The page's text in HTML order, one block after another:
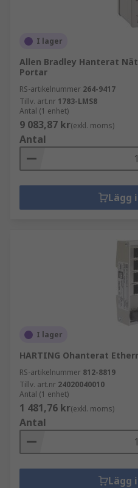
I lager
Allen Bradley Hanterat
Portar
RS-artikelnummer 264-9417
Tillv. art.nr 1783-LMS8
Antal (1 enhet)
9 083,87 kr(exkl. moms)
Antal
Lägg
I lager
HARTING Ohanterat
RS-artikelnummer 812-8819
Tillv. art.nr 24020040010
Antal (1 enhet)
1 481,76 kr(exkl. moms)
Antal
Lägg